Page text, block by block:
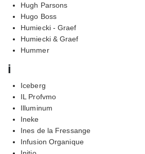
Hugh Parsons
Hugo Boss
Humiecki - Graef
Humiecki & Graef
Hummer
i
Iceberg
IL Profvmo
Illuminum
Ineke
Ines de la Fressange
Infusion Organique